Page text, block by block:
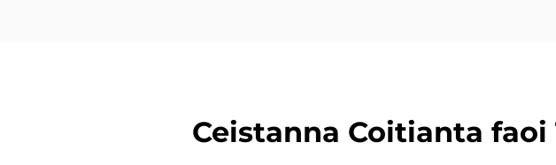
Ceistanna Coitianta